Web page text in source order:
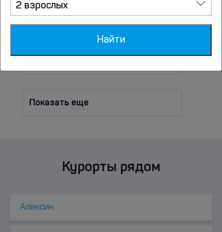
В октябре
Показать еще
Курорты рядом
Алексин
2 взрослых
Найти